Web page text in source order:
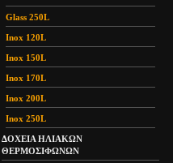
Glass 250L
Inox 120L
Inox 150L
Inox 170L
Inox 200L
Inox 250L
ΔΟΧΕΙΑ ΗΛΙΑΚΩΝ
ΘΕΡΜΟΣΙΦΩΝΩΝ